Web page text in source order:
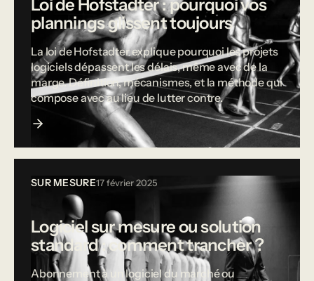
Loi de Hofstadter : pourquoi vos
plannings glissent toujours
La loi de Hofstadter explique pourquoi les projets
logiciels dépassent les délais, même avec de la
marge. Définition, mécanismes, et la méthode qui
compose avec au lieu de lutter contre.
SUR MESURE17 février 2025
Logiciel sur mesure ou solution
standard : comment trancher ?
Abonnement à un logiciel du marché ou